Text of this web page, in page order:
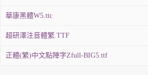
華康黑體W5.ttc
超研澤注音體繁.TTF
正體(繁)中文點陣字Zfull-BIG5.ttf